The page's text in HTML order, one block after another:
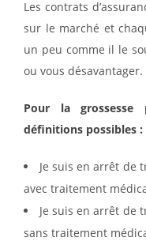
Les contrats
sur le marché et
un peu comme il le
ou vous désavantager.
Pour la grossesse
définitions possibles :
Je suis en arrêt de
avec traitement
Je suis en arrêt de
sans traitement